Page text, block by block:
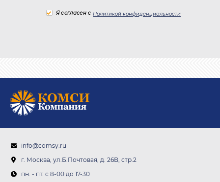
Я согласен с Политикой конфиденциальности
info@comsy.ru
г. Москва, ул.Б.Почтовая, д. 26В, стр.2
пн. - пт. c 8-00 до 17-30